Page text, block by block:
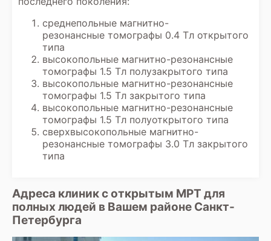
прием к специалисту для постановки
плана лечения на основе всех
полученных данных, включая заключение
диагноста.
среднепольные магнитно-
резонансные томографы 0.4 Тл открытого
типа
высокопольные магнитно-резонансные
томографы 1.5 Тл полузакрытого типа
высокопольные магнитно-резонансные
томографы 1.5 Тл закрытого типа
высокопольные магнитно-резонансные
томографы 1.5 Тл полуоткрытого типа
сверхвысокопольные магнитно-
резонансные томографы 3.0 Тл закрытого
типа
Адреса клиник с открытым МРТ для
полных людей в Вашем районе Санкт-
Петербурга